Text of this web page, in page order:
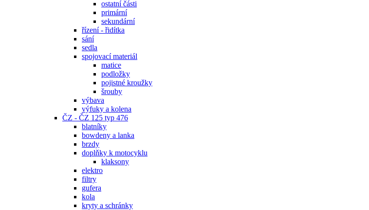
ostatní části
primární
sekundární
řízení - řidítka
sání
sedla
spojovací materiál
matice
podložky
pojistné kroužky
šrouby
výbava
výfuky a kolena
ČZ - ČZ 125 typ 476
blatníky
bowdeny a lanka
brzdy
doplňky k motocyklu
klaksony
elektro
filtry
gufera
kola
kryty a schránky